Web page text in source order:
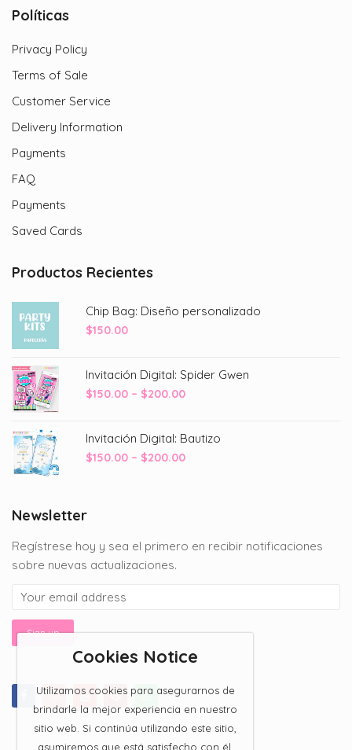
Políticas
Privacy Policy
Terms of Sale
Customer Service
Delivery Information
Payments
FAQ
Payments
Saved Cards
Productos Recientes
Chip Bag: Diseño personalizado
$150.00
Invitación Digital: Spider Gwen
$150.00 – $200.00Price
through
$200.00
Invitación Digital: Bautizo
$150.00 – $200.00Price
Newsletter
Regístrese hoy y sea el primero en recibir notificaciones
sobre nuevas actualizaciones.
Cookies Notice
Utilizamos cookies para asegurarnos de
brindarle la mejor experiencia en nuestro
sitio web. Si continúa utilizando este sitio,
asumiremos que está satisfecho con él.